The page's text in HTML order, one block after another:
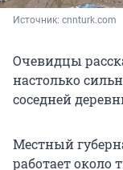
Источник: cnnturk.com
Очевидцы
настолько
соседней
Местный
работает около